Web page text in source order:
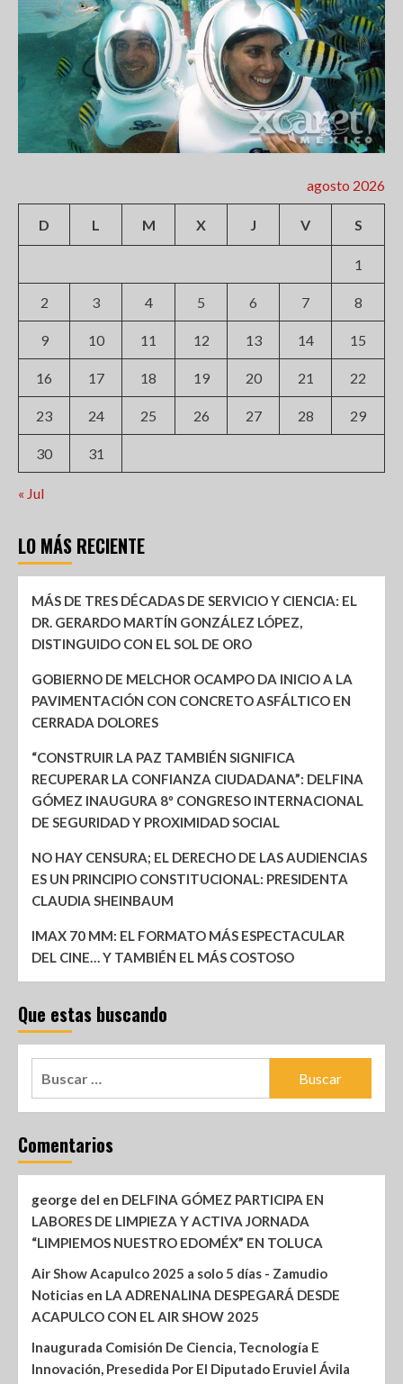
agosto 2026
D L M X J V S
1
2 3 4 5 6 7 8
9 10 11 12 13 14 15
16 17 18 19 20 21 22
23 24 25 26 27 28 29
30 31
« Jul
LO MÁS RECIENTE
MÁS DE TRES DÉCADAS DE SERVICIO Y CIENCIA: EL
DR. GERARDO MARTÍN GONZÁLEZ LÓPEZ,
DISTINGUIDO CON EL SOL DE ORO
GOBIERNO DE MELCHOR OCAMPO DA INICIO A LA
PAVIMENTACIÓN CON CONCRETO ASFÁLTICO EN
CERRADA DOLORES
“CONSTRUIR LA PAZ TAMBIÉN SIGNIFICA
RECUPERAR LA CONFIANZA CIUDADANA”: DELFINA
GÓMEZ INAUGURA 8º CONGRESO INTERNACIONAL
DE SEGURIDAD Y PROXIMIDAD SOCIAL
NO HAY CENSURA; EL DERECHO DE LAS AUDIENCIAS
ES UN PRINCIPIO CONSTITUCIONAL: PRESIDENTA
CLAUDIA SHEINBAUM
IMAX 70 MM: EL FORMATO MÁS ESPECTACULAR
DEL CINE… Y TAMBIÉN EL MÁS COSTOSO
Que estas buscando
Comentarios
george del en DELFINA GÓMEZ PARTICIPA EN
LABORES DE LIMPIEZA Y ACTIVA JORNADA
“LIMPIEMOS NUESTRO EDOMÉX” EN TOLUCA
Air Show Acapulco 2025 a solo 5 días - Zamudio
Noticias en LA ADRENALINA DESPEGARÁ DESDE
ACAPULCO CON EL AIR SHOW 2025
Inaugurada Comisión De Ciencia, Tecnología E
Innovación, Presedida Por El Diputado Eruviel Ávila